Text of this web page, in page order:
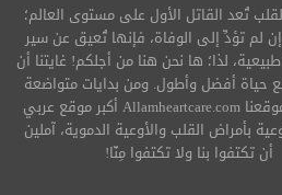
تُعد القاتل الأول على مستوى العالم؛
تؤدِّ إلى الوفاة، فإنها تُعيق عن سير
لذا؛ ها نحن هنا من أجلكم! غايتنا أن
حياة أفضل وأطول. ومن بدايات متواضعة
ننمو ليصبح موقعنا Allamheartcare.com أكبر موقع عربي
بأمراض القلب والأوعية الدموية، آملين
أن تكتفوا بنا ولا تكتفوا مِنّا!